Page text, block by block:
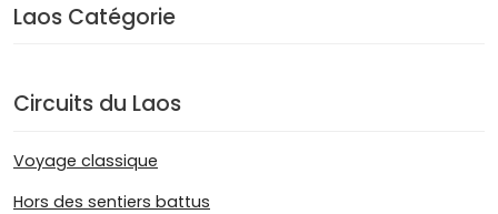
Laos Catégorie
Circuits du Laos
Voyage classique
Hors des sentiers battus